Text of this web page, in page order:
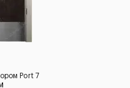
Port 7